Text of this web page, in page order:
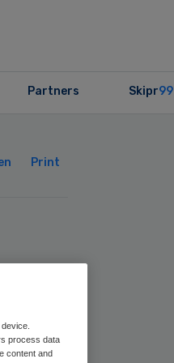
Partners Skipr99
Print
process data
content and